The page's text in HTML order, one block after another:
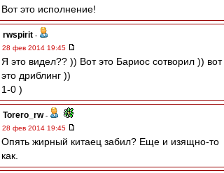
Вот это исполнение!
rwspirit -
28 фев 2014 19:45
Я это видел?? )) Вот это Бариос сотворил )) вот
это дриблинг ))
1-0 )
Torero_rw-
28 фев 2014 19:45
Опять жирный китаец забил? Еще и изящно-то
как.